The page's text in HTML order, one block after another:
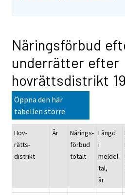
Näringsförbud
underrätter efter
hovrättsdistrikt
Öppna den här
tabellen större
Hov-
rätts-
distrikt
År
Närings-
förbud
totalt
Längd
i
meldel-
tal,
är